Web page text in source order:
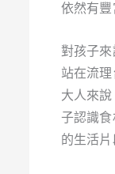
依然有豐
對孩子
站在流
大人來
子認識
的生活片